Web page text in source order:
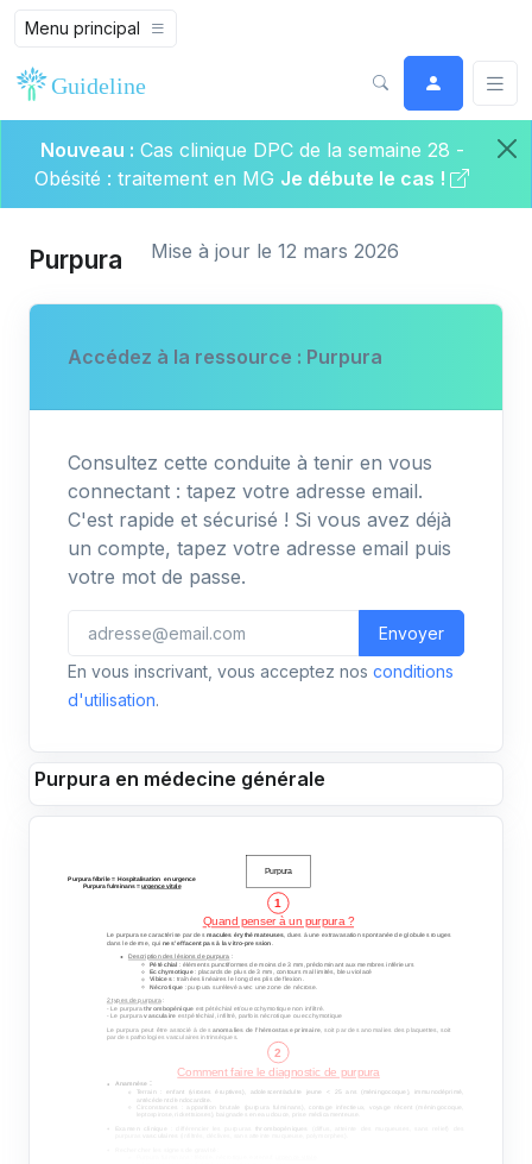
Menu principal
Nouveau : Cas clinique DPC de la semaine 28 -
Obésité : traitement en MG Je débute le cas !
Purpura Mise à jour le 12 mars 2026
Accédez à la ressource : Purpura
Consultez cette conduite à tenir en vous
connectant : tapez votre adresse email.
C'est rapide et sécurisé ! Si vous avez déjà
un compte, tapez votre adresse email puis
votre mot de passe.
Envoyer
En vous inscrivant, vous acceptez nos conditions
d'utilisation.
Purpura en médecine générale